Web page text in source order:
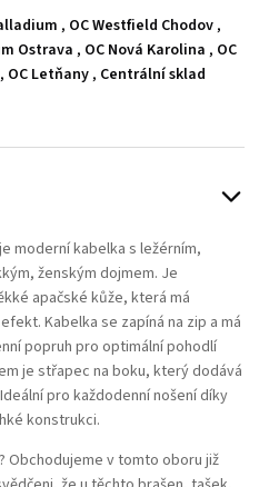
, OC Westfield Chodov ,
Ostrava , OC Nová Karolina , OC
, OC Letňany , Centrální sklad
moderní kabelka s ležérním,
ženským dojmem. Je
apačské kůže, která má
Kabelka se zapíná na zip a má
popruh pro optimální pohodlí
je střapec na boku, který dodává
pro každodenní nošení díky
konstrukci.
Obchodujeme v tomto oboru již